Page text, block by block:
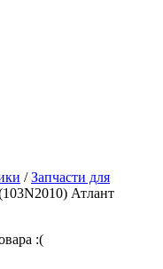
/Запчасти для
Атлант
:(